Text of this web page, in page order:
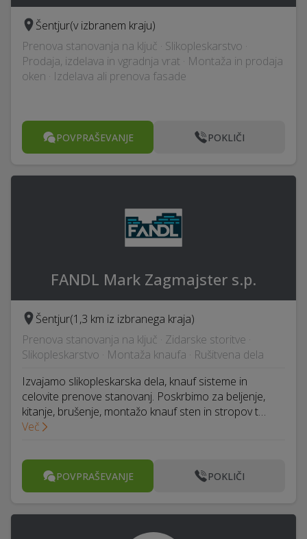
Šentjur(v izbranem kraju)
Prenova stanovanja na ključ · Slikopleskarstvo ·
Prodaja, izdelava in vgradnja vrat · Montaža in prodaja
oken · Izdelava ali prenova fasade
POVPRAŠEVANJE POKLIČI
FANDL Mark Zagmajster s.p.
Šentjur(1,3 km iz izbranega kraja)
Prenova stanovanja na ključ · Zidarske storitve ·
Slikopleskarstvo · Montaža knaufa · Rušitvena dela
Izvajamo slikopleskarska dela, knauf sisteme in
celovite prenove stanovanj. Poskrbimo za beljenje,
kitanje, brušenje, montažo knauf sten in stropov t…
Več
POVPRAŠEVANJE POKLIČI